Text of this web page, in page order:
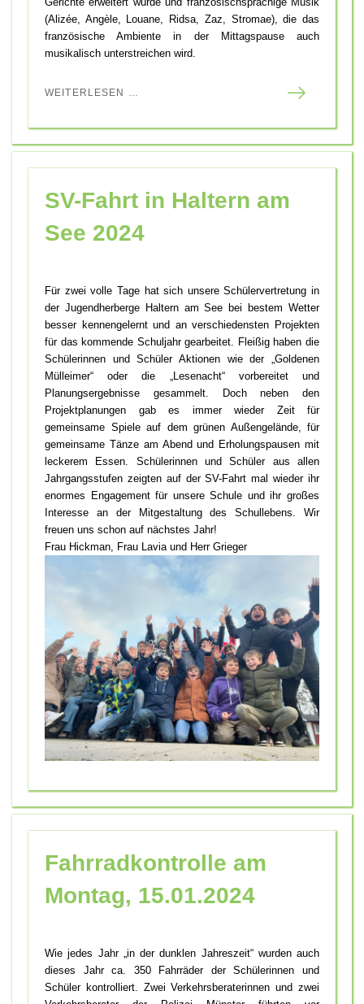
(Alizée, Angèle, Louane, Ridsa, Zaz, Stromae), die das
französische Ambiente in der Mittagspause auch
musikalisch unterstreichen wird.
WEITERLESEN …
SV-Fahrt in Haltern am
See 2024
Für zwei volle Tage hat sich unsere Schülervertretung in
der Jugendherberge Haltern am See bei bestem Wetter
besser kennengelernt und an verschiedensten Projekten
für das kommende Schuljahr gearbeitet. Fleißig haben die
Schülerinnen und Schüler Aktionen wie der „Goldenen
Mülleimer“ oder die „Lesenacht“ vorbereitet und
Planungsergebnisse gesammelt. Doch neben den
Projektplanungen gab es immer wieder Zeit für
gemeinsame Spiele auf dem grünen Außengelände, für
gemeinsame Tänze am Abend und Erholungspausen mit
leckerem Essen. Schülerinnen und Schüler aus allen
Jahrgangsstufen zeigten auf der SV-Fahrt mal wieder ihr
enormes Engagement für unsere Schule und ihr großes
Interesse an der Mitgestaltung des Schullebens. Wir
freuen uns schon auf nächstes Jahr!
Frau Hickman, Frau Lavia und Herr Grieger
Fahrradkontrolle am
Montag, 15.01.2024
Wie jedes Jahr „in der dunklen Jahreszeit“ wurden auch
dieses Jahr ca. 350 Fahrräder der Schülerinnen und
Schüler kontrolliert. Zwei Verkehrsberaterinnen und zwei